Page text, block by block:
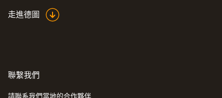
走進德圖
聯繫我們
請聯系我們當地的合作夥伴